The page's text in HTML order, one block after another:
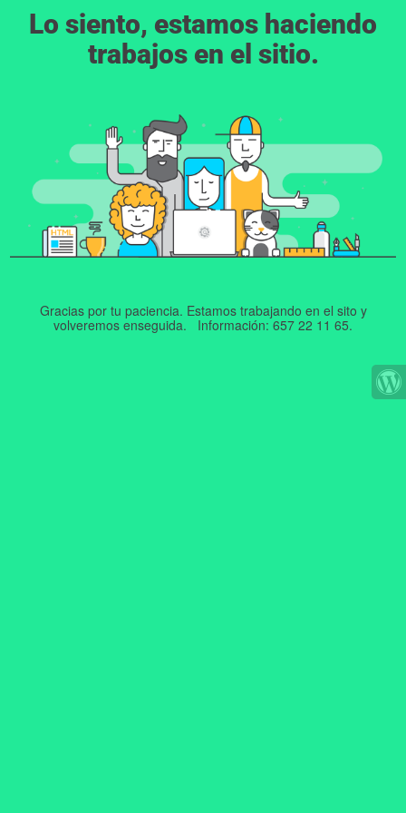
Lo siento, estamos haciendo
trabajos en el sitio.
Gracias por tu paciencia. Estamos trabajando en el sito y
volveremos enseguida. Información: 657 22 11 65.